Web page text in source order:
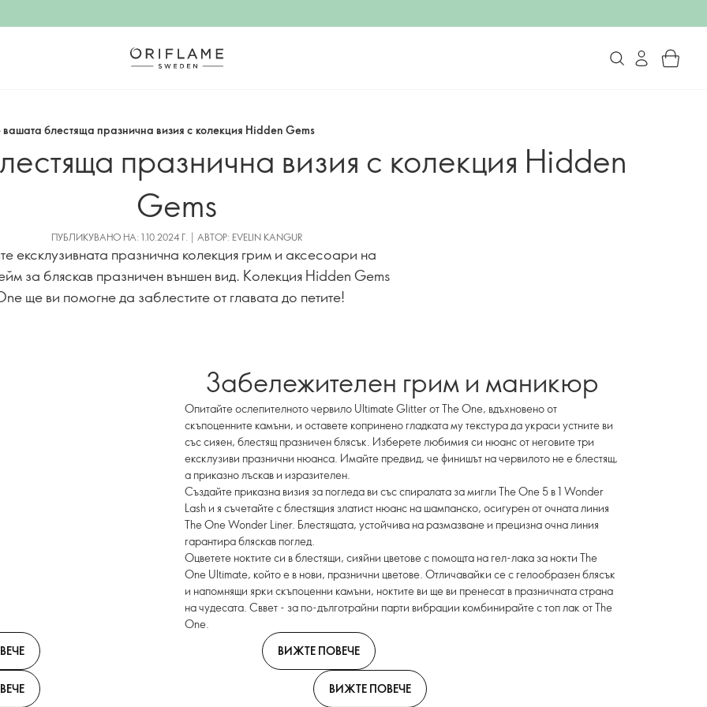
вашата блестяща празнична визия с колекция Hidden Gems
празнична визия с колекция Hidden
Gems
ПУБЛИКУВАНО НА: 1.10.2024 Г. | АВТОР: EVELIN KANGUR
ексклузивната празнична колекция грим и аксесоари на
за бляскав празничен външен вид. Колекция Hidden Gems
ще ви помогне да заблестите от главата до петите!
Забележителен грим и маникюр
Опитайте ослепителното червило Ultimate Glitter от The One, вдъхновено от
скъпоценните камъни, и оставете копринено гладката му текстура да украси устните ви
със сияен, блестящ празничен блясък. Изберете любимия си нюанс от неговите три
ексклузиви празнични нюанса. Имайте предвид, че финишът на червилото не е блестящ,
а приказно лъскав и изразителен.
Създайте приказна визия за погледа ви със спиралата за мигли The One 5 в 1 Wonder
Lash и я съчетайте с блестящия златист нюанс на шампанско, осигурен от очната линия
The One Wonder Liner. Блестящата, устойчива на размазване и прецизна очна линия
гарантира бляскав поглед.
Оцветете ноктите си в блестящи, сияйни цветове с помощта на гел-лака за нокти The
One Ultimate, който е в нови, празнични цветове. Отличавайки се с гелообразен блясък
и напомнящи ярки скъпоценни камъни, ноктите ви ще ви пренесат в празничната страна
на чудесата. Сввет - за по-дълготрайни парти вибрации комбинирайте с топ лак от The
One.
ВИЖТЕ ПОВЕЧЕ
ВИЖТЕ ПОВЕЧЕ